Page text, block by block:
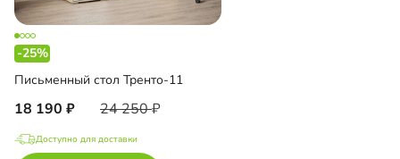
-25%
Письменный стол Тренто-11
18 190 24 250
Доступно для доставки